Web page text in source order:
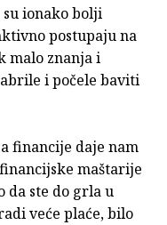
ionako bolji
postupaju na
malo znanja i
i počele baviti
financije daje nam
maštarije
da ste do grla u
veće plaće, bilo